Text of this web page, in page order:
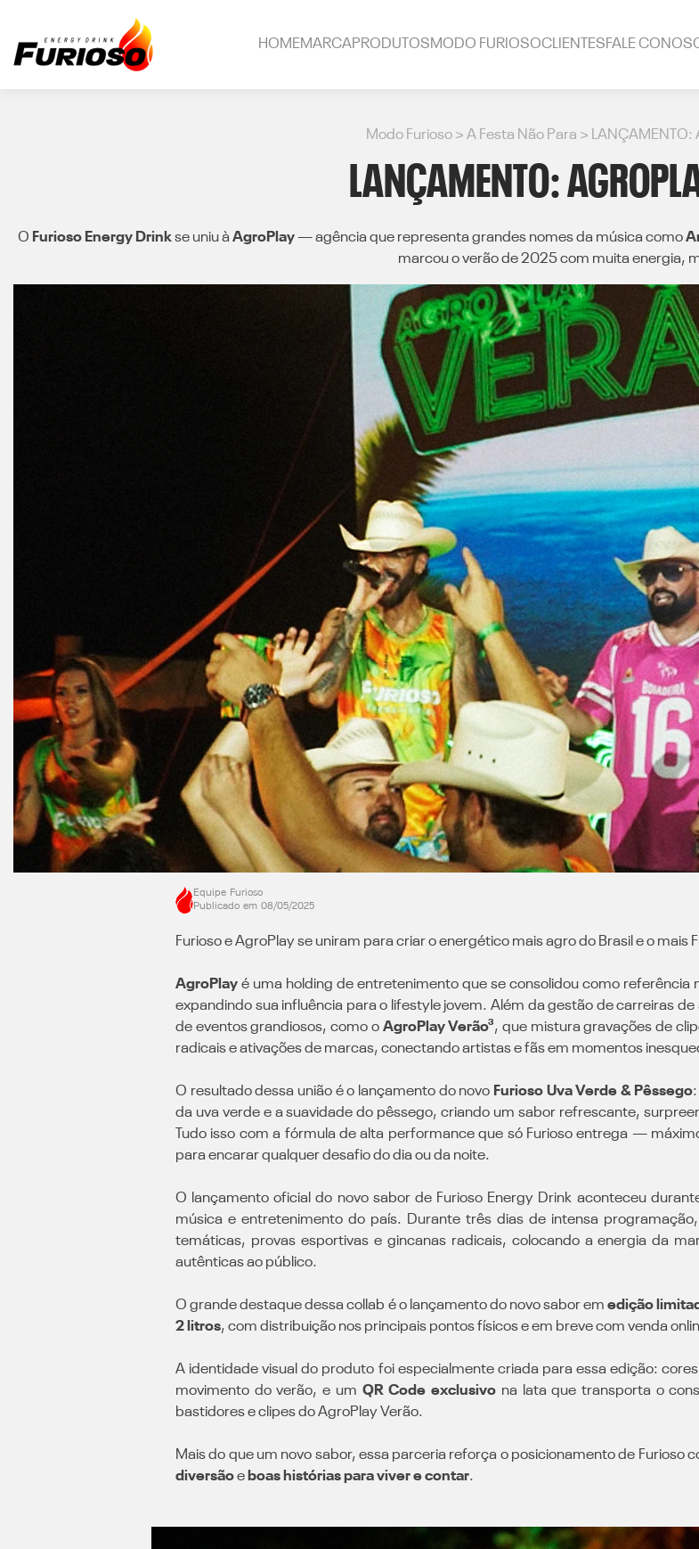
HOMEMARCAPRODUTOSMODO FURIOSOCLIENTESFALE
Modo Furioso > A Festa Não Para > LANÇAMENTO:
LANÇAMENTO:
O Furioso Energy Drinkse uniu à AgroPlay— agência que representa grandes nomes da música como
marcou o verão de 2025 com muita energia,
Equipe Furioso
Publicado em 08/05/2025
Furioso e AgroPlay se uniram para criar o energético mais agro do Brasil e o mais
AgroPlay é uma holding de entretenimento que se consolidou como referência
expandindo sua influência para o lifestyle jovem. Além da gestão de carreiras
de eventos grandiosos, como o AgroPlay Verão³, que mistura gravações de
radicais e ativações de marcas, conectando artistas e fãs em momentos
O resultado dessa união é o lançamento do novo Furioso Uva Verde & Pêssego
da uva verde e a suavidade do pêssego, criando um sabor refrescante,
Tudo isso com a fórmula de alta performance que só Furioso entrega —
para encarar qualquer desafio do dia ou da noite.
O lançamento oficial do novo sabor de Furioso Energy Drink aconteceu
música e entretenimento do país. Durante três dias de intensa
temáticas, provas esportivas e gincanas radicais, colocando a energia da
autênticas ao público.
O grande destaque dessa collab é o lançamento do novo sabor emedição
2 litros, com distribuição nos principais pontos físicos e em breve com venda
A identidade visual do produto foi especialmente criada para essa edição:
movimento do verão, e um QR Code exclusivo na lata que transporta o
bastidores e clipes do AgroPlay Verão.
Mais do que um novo sabor, essa parceria reforça o posicionamento de Furioso
diversãoe boas histórias para viver e contar.